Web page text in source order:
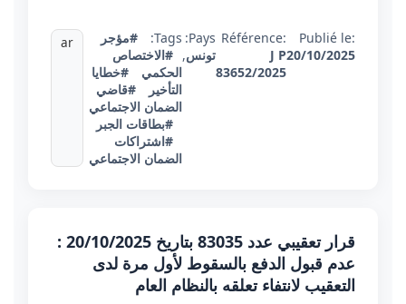
Publié le:
20/10/2025
Référence:
J P
83652/2025
Pays:
تونس,
Tags:
#مؤجر
#الاختصاص
الحكمي
#خطايا
التأخير
#قاضي
الضمان الاجتماعي
#بطاقات الجبر
#اشتراكات
الضمان الاجتماعي
ar
قرار تعقيبي عدد 83035 بتاريخ 20/10/2025 :
عدم قبول الدفع بالسقوط لأول مرة لدى
التعقيب لانتفاء تعلقه بالنظام العام